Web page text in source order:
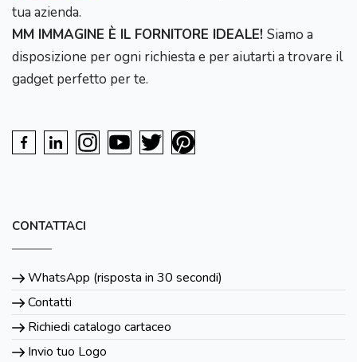
tua azienda.
MM IMMAGINE È IL FORNITORE IDEALE! Siamo a
disposizione per ogni richiesta e per aiutarti a trovare il
gadget perfetto per te.
CONTATTACI
WhatsApp (risposta in 30 secondi)
Contatti
Richiedi catalogo cartaceo
Invio tuo Logo